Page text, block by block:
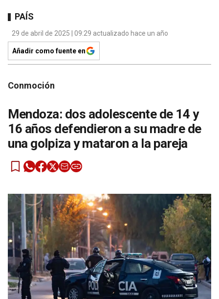
PAÍS
29 de abril de 2025 | 09:29 actualizado hace un año
Añadir como fuente en
Conmoción
Mendoza: dos adolescente de 14 y
16 años defendieron a su madre de
una golpiza y mataron a la pareja